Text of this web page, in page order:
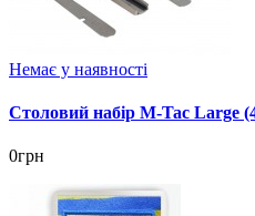
Немає у наявності
Столовий набір M-Tac Large
0грн